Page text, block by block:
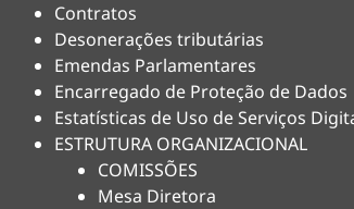
Contratos
Desonerações tributárias
Emendas Parlamentares
Encarregado de Proteção de Dados
Estatísticas de Uso de Serviços
ESTRUTURA ORGANIZACIONAL
COMISSÕES
Mesa Diretora